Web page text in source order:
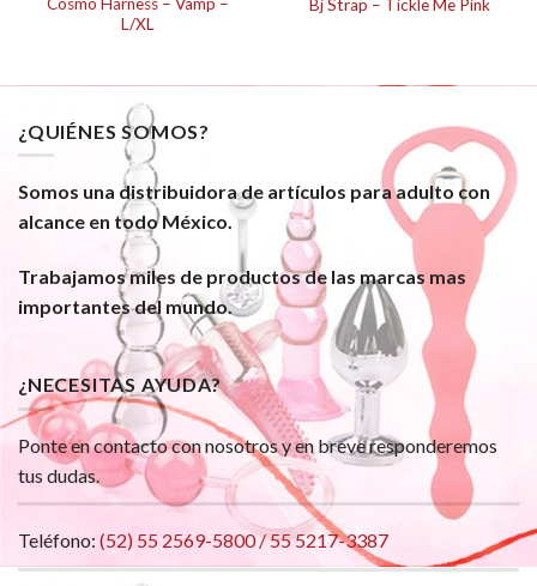
L/XL
Bj Strap – Tickle Me Pink
¿QUIÉNES SOMOS?
Somos una distribuidora de artículos para adulto con
alcance en todo México.
Trabajamos miles de productos de las marcas mas
importantes del mundo.
¿NECESITAS AYUDA?
Ponte en contacto con nosotros y en breve responderemos
tus dudas.
Teléfono: (52) 55 2569-5800 / 55 5217-3387